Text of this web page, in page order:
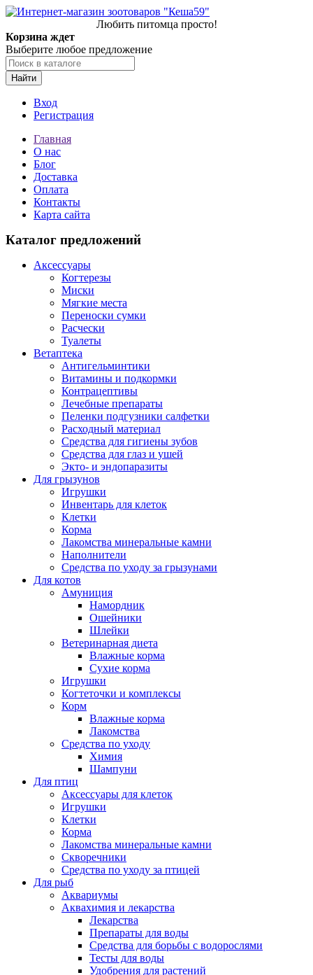
Любить питомца просто!
Корзина ждет
Выберите любое предложение
Найти
Вход
Регистрация
Главная
О нас
Блог
Доставка
Оплата
Контакты
Карта сайта
Каталог предложений
Аксессуары
Когтерезы
Миски
Мягкие места
Переноски сумки
Расчески
Туалеты
Ветаптека
Антигельминтики
Витамины и подкормки
Контрацептивы
Лечебные препараты
Пеленки подгузники салфетки
Расходный материал
Средства для гигиены зубов
Средства для глаз и ушей
Экто- и эндопаразиты
Для грызунов
Игрушки
Инвентарь для клеток
Клетки
Корма
Лакомства минеральные камни
Наполнители
Средства по уходу за грызунами
Для котов
Амуниция
Намордник
Ошейники
Шлейки
Ветеринарная диета
Влажные корма
Сухие корма
Игрушки
Когтеточки и комплексы
Корм
Влажные корма
Лакомства
Средства по уходу
Химия
Шампуни
Для птиц
Аксессуары для клеток
Игрушки
Клетки
Корма
Лакомства минеральные камни
Скворечники
Средства по уходу за птицей
Для рыб
Аквариумы
Аквахимия и лекарства
Лекарства
Препараты для воды
Средства для борьбы с водорослями
Тесты для воды
Удобрения для растений